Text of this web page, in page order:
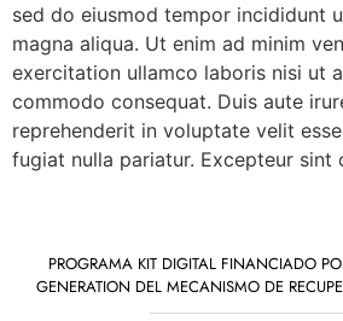
sed do eiusmod tempor incididunt
magna aliqua. Ut enim ad minim
exercitation ullamco laboris nisi ut
commodo consequat. Duis aute
reprehenderit in voluptate velit
fugiat nulla pariatur. Excepteur
PROGRAMA KIT DIGITAL FINANCIADO
GENERATION DEL MECANISMO DE